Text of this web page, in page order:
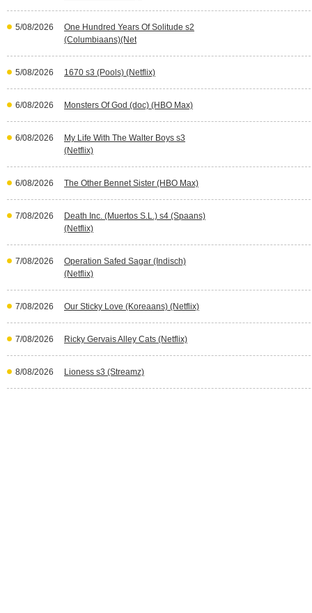
5/08/2026
One Hundred Years Of Solitude s2
(Columbiaans)(Net
5/08/2026 1670 s3 (Pools) (Netflix)
6/08/2026 Monsters Of God (doc) (HBO Max)
6/08/2026
My Life With The Walter Boys s3
(Netflix)
6/08/2026 The Other Bennet Sister (HBO Max)
7/08/2026
Death Inc. (Muertos S.L.) s4 (Spaans)
(Netflix)
7/08/2026
Operation Safed Sagar (Indisch)
(Netflix)
7/08/2026 Our Sticky Love (Koreaans) (Netflix)
7/08/2026 Ricky Gervais Alley Cats (Netflix)
8/08/2026 Lioness s3 (Streamz)